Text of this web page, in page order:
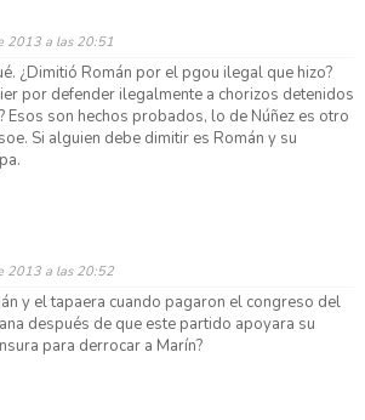
2013 a las 20:51
¿Dimitió Román por el pgou ilegal que hizo?
por defender ilegalmente a chorizos detenidos
Esos son hechos probados, lo de Núñez es otro
Si alguien debe dimitir es Román y su
2013 a las 20:52
y el tapaera cuando pagaron el congreso del
después de que este partido apoyara su
para derrocar a Marín?